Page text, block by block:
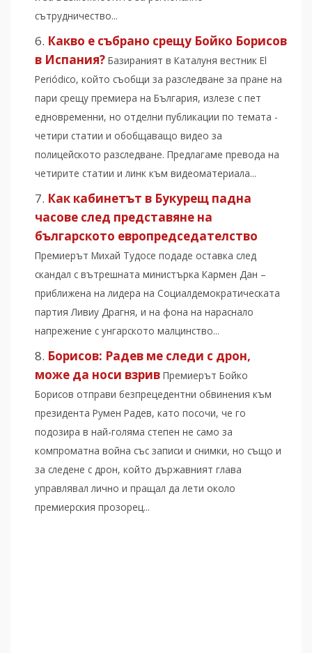
сътрудничество...
Какво е събрано срещу Бойко Борисов
в Испания? Базираният в Каталуня вестник El
Periódico, който съобщи за разследване за пране на
пари срещу премиера на България, излезе с пет
едновременни, но отделни публикации по темата -
четири статии и обобщаващо видео за
полицейското разследване. Предлагаме превода на
четирите статии и линк към видеоматериала...
Как кабинетът в Букурещ падна
часове след представяне на
българското европредседателство
Премиерът Михай Тудосе подаде оставка след
скандал с вътрешната министърка Кармен Дан –
приближена на лидера на Социалдемократическата
партия Ливиу Драгня, и на фона на нараснало
напрежение с унгарското малцинство...
Борисов: Радев ме следи с дрон,
може да носи взрив Премиерът Бойко
Борисов отправи безпрецедентни обвинения към
президента Румен Радев, като посочи, че го
подозира в най-голяма степен не само за
компроматна война със записи и снимки, но също и
за следене с дрон, който държавният глава
управлявал лично и пращал да лети около
премиерския прозорец...